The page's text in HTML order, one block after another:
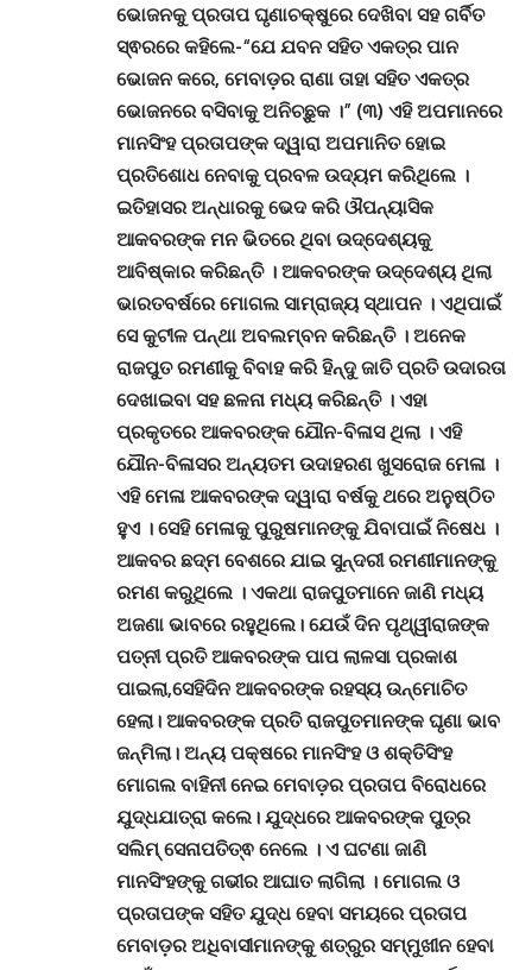
ଭୋଜନକୁ ପ୍ରତାପ ଘୃଣାଚକ୍ଷୁରେ ଦେଖିବା ସହ ଗର୍ବିତ
ସ୍ଵରରେ କହିଲେ-“ଯେ ଯବନ ସହିତ ଏକତ୍ର ପାନ
ଭୋଜନ କରେ, ମେବାଡ଼ର ରାଣା ତାହା ସହିତ ଏକତ୍ର
ଭୋଜନରେ ବସିବାକୁ ଅନିଚ୍ଛୁକ ।” (୩) ଏହି ଅପମାନରେ
ମାନସିଂହ ପ୍ରତାପଙ୍କ ଦ୍ୱାରା ଅପମାନିତ ହୋଇ
ପ୍ରତିଶୋଧ ନେବାକୁ ପ୍ରବଳ ଉଦ୍ୟମ କରିଥିଲେ ।
ଇତିହାସର ଅନ୍ଧାରକୁ ଭେଦ କରି ଔପନ୍ୟାସିକ
ଆକବରଙ୍କ ମନ ଭିତରେ ଥିବା ଉଦ୍ଦେଶ୍ୟକୁ
ଆବିଷ୍କାର କରିଛନ୍ତି । ଆକବରଙ୍କ ଉଦ୍ଦେଶ୍ୟ ଥିଲା
ଭାରତବର୍ଷରେ ମୋଗଲ ସାମ୍ରାଜ୍ୟ ସ୍ଥାପନ । ଏଥିପାଇଁ
ସେ କୁଟୀଳ ପନ୍ଥା ଅବଲମ୍ବନ କରିଛନ୍ତି । ଅନେକ
ରାଜପୁତ ରମଣୀକୁ ବିବାହ କରି ହିନ୍ଦୁ ଜାତି ପ୍ରତି ଉଦାରତା
ଦେଖାଇବା ସହ ଛଳନା ମଧ୍ୟ କରିଛନ୍ତି । ଏହା
ପ୍ରକୃତରେ ଆକବରଙ୍କ ଯୌନ-ବିଳାସ ଥିଲା । ଏହି
ଯୌନ-ବିଳାସର ଅନ୍ୟତମ ଉଦାହରଣ ଖୁସରୋଜ ମେଳା ।
ଏହି ମେଳା ଆକବରଙ୍କ ଦ୍ୱାରା ବର୍ଷକୁ ଥରେ ଅନୁଷ୍ଠିତ
ହୁଏ । ସେହି ମେଳାକୁ ପୁରୁଷମାନଙ୍କୁ ଯିବାପାଇଁ ନିଷେଧ ।
ଆକବର ଛଦ୍ମ ବେଶରେ ଯାଇ ସୁନ୍ଦରୀ ରମଣୀମାନଙ୍କୁ
ରମଣ କରୁଥିଲେ । ଏକଥା ରାଜପୁତମାନେ ଜାଣି ମଧ୍ୟ
ଅଜଣା ଭାବରେ ରହୁଥିଲେ। ଯେଉଁ ଦିନ ପୃଥ୍ୱୀରାଜଙ୍କ
ପତ୍ନୀ ପ୍ରତି ଆକବରଙ୍କ ପାପ ଲାଳସା ପ୍ରକାଶ
ପାଇଲା,ସେହିଦିନ ଆକବରଙ୍କ ରହସ୍ୟ ଉନ୍ମୋଚିତ
ହେଲା। ଆକବରଙ୍କ ପ୍ରତି ରାଜପୁତମାନଙ୍କ ଘୃଣା ଭାବ
ଜନ୍ମିଲା। ଅନ୍ୟ ପକ୍ଷରେ ମାନସିଂହ ଓ ଶକ୍ତିସିଂହ
ମୋଗଲ ବାହିନୀ ନେଇ ମେବାଡ଼ର ପ୍ରତାପ ବିରୋଧରେ
ଯୁଦ୍ଧଯାତ୍ରା କଲେ। ଯୁଦ୍ଧରେ ଆକବରଙ୍କ ପୁତ୍ର
ସଲିମ୍ ସେନାପତିତ୍ଵ ନେଲେ । ଏ ଘଟଣା ଜାଣି
ମାନସିଂହଙ୍କୁ ଗଭୀର ଆଘାତ ଲାଗିଲା । ମୋଗଲ ଓ
ପ୍ରତାପଙ୍କ ସହିତ ଯୁଦ୍ଧ ହେବା ସମୟରେ ପ୍ରତାପ
ମେବାଡ଼ର ଅଧିବାସୀମାନଙ୍କୁ ଶତ୍ରୁର ସମ୍ମୁଖୀନ ହେବା